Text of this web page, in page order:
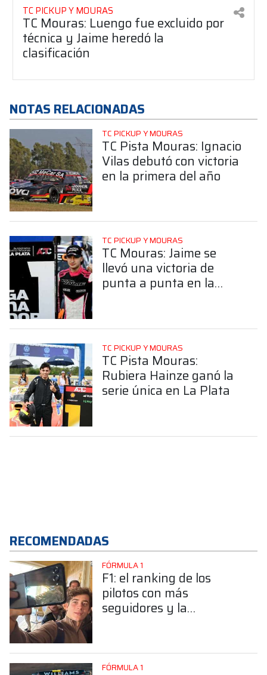
TC PICKUP Y MOURAS
TC Mouras: Luengo fue excluido por
técnica y Jaime heredó la
clasificación
NOTAS RELACIONADAS
TC PICKUP Y MOURAS
TC Pista Mouras: Ignacio
Vilas debutó con victoria
en la primera del año
TC PICKUP Y MOURAS
TC Mouras: Jaime se
llevó una victoria de
punta a punta en la
TC PICKUP Y MOURAS
TC Pista Mouras:
Rubiera Hainze ganó la
serie única en La Plata
RECOMENDADAS
FÓRMULA 1
F1: el ranking de los
pilotos con más
seguidores y la
FÓRMULA 1